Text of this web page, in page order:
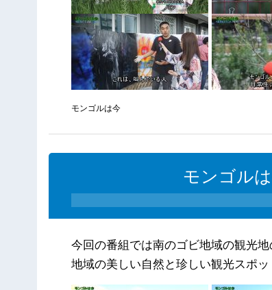
モンゴルは今
モンゴル
今回の番組では南のゴビ地域の観光
地域の美しい自然と珍しい観光スポッ